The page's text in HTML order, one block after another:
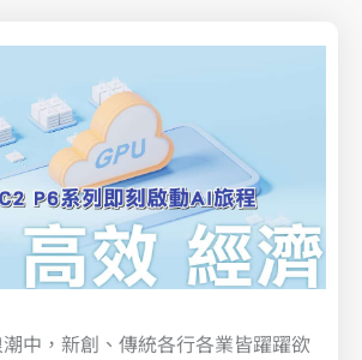
中，新創、傳統各行各業皆躍躍欲